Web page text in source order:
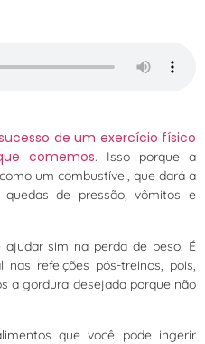
de um exercício físico
comemos. Isso porque a
um combustível, que dará a
de pressão, vômitos e
sim na perda de peso. É
refeições pós-treinos, pois,
a gordura desejada porque não
que você pode ingerir